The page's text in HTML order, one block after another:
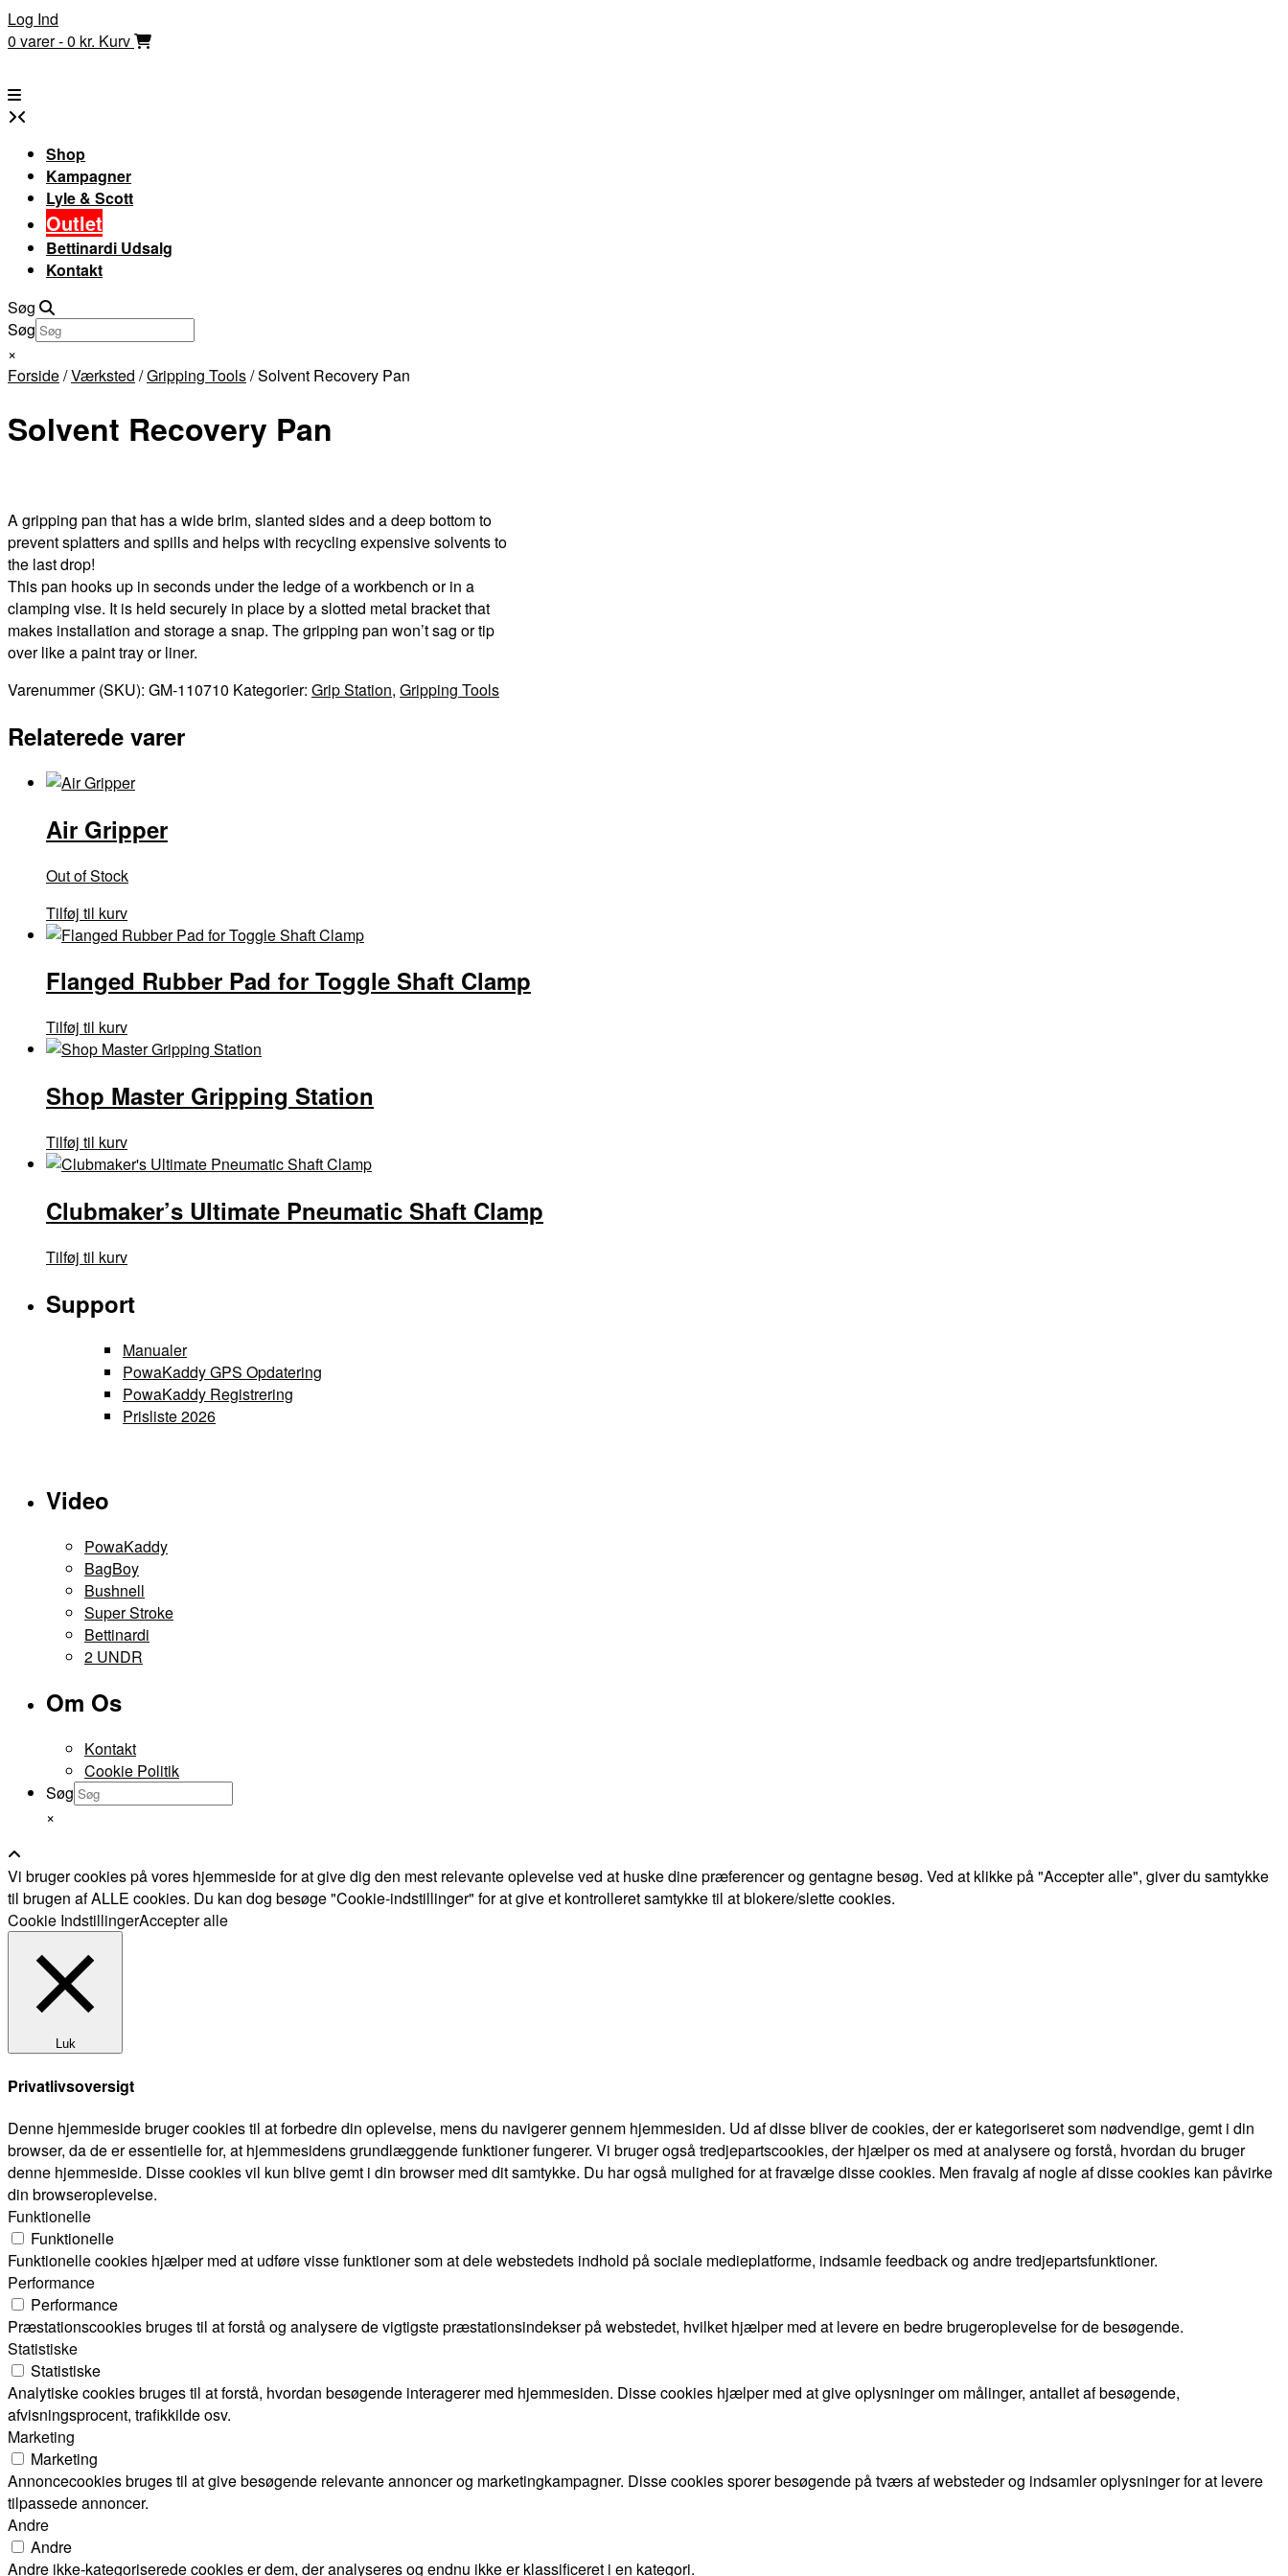
Skip
to
Log Ind
0 varer - 0 kr. Kurv
Shop
Kampagner
Lyle & Scott
Outlet
Bettinardi Udsalg
Kontakt
Søg
Søg
×
Forside/Værksted /Gripping Tools/ Solvent Recovery Pan
Solvent Recovery Pan
A gripping pan that has a wide brim, slanted sides and a deep bottom to
prevent splatters and spills and helps with recycling expensive solvents to
the last drop!
This pan hooks up in seconds under the ledge of a workbench or in a
clamping vise. It is held securely in place by a slotted metal bracket that
makes installation and storage a snap. The gripping pan won’t sag or tip
over like a paint tray or liner.
Varenummer (SKU): GM-110710 Kategorier: Grip Station, Gripping Tools
Relaterede varer
Air Gripper
Out of Stock
Tilføj til kurv
Flanged Rubber Pad for Toggle Shaft Clamp
Tilføj til kurv
Shop Master Gripping Station
Tilføj til kurv
Clubmaker’s Ultimate Pneumatic Shaft Clamp
Tilføj til kurv
Support
Manualer
PowaKaddy GPS Opdatering
PowaKaddy Registrering
Prisliste 2026
Video
PowaKaddy
BagBoy
Bushnell
Super Stroke
Bettinardi
2 UNDR
Om Os
Kontakt
Cookie Politik
Søg
×
Vi bruger cookies på vores hjemmeside for at give dig den mest relevante oplevelse ved at huske dine præferencer og gentagne besøg. Ved at klikke på "Accepter alle", giver du samtykke
til brugen af ALLE cookies. Du kan dog besøge "Cookie-indstillinger" for at give et kontrolleret samtykke til at blokere/slette cookies.
Cookie IndstillingerAccepter alle
Luk
Privatlivsoversigt
Denne hjemmeside bruger cookies til at forbedre din oplevelse, mens du navigerer gennem hjemmesiden. Ud af disse bliver de cookies, der er kategoriseret som nødvendige, gemt i din
browser, da de er essentielle for, at hjemmesidens grundlæggende funktioner fungerer. Vi bruger også tredjepartscookies, der hjælper os med at analysere og forstå, hvordan du bruger
denne hjemmeside. Disse cookies vil kun blive gemt i din browser med dit samtykke. Du har også mulighed for at fravælge disse cookies. Men fravalg af nogle af disse cookies kan påvirke
din browseroplevelse.
Funktionelle
Funktionelle
Funktionelle cookies hjælper med at udføre visse funktioner som at dele webstedets indhold på sociale medieplatforme, indsamle feedback og andre tredjepartsfunktioner.
Performance
Performance
Præstationscookies bruges til at forstå og analysere de vigtigste præstationsindekser på webstedet, hvilket hjælper med at levere en bedre brugeroplevelse for de besøgende.
Statistiske
Statistiske
Analytiske cookies bruges til at forstå, hvordan besøgende interagerer med hjemmesiden. Disse cookies hjælper med at give oplysninger om målinger, antallet af besøgende,
afvisningsprocent, trafikkilde osv.
Marketing
Marketing
Annoncecookies bruges til at give besøgende relevante annoncer og marketingkampagner. Disse cookies sporer besøgende på tværs af websteder og indsamler oplysninger for at levere
tilpassede annoncer.
Andre
Andre
Andre ikke-kategoriserede cookies er dem, der analyseres og endnu ikke er klassificeret i en kategori.